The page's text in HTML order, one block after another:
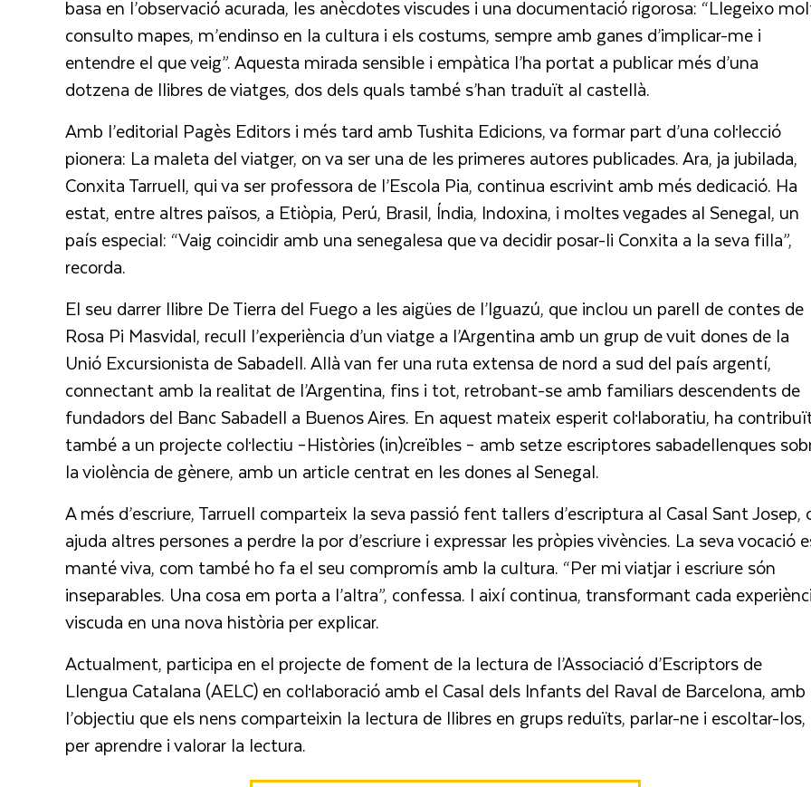
basa en l’observació acurada, les anècdotes viscudes i una documentació rigorosa: “Llegeixo
consulto mapes, m’endinso en la cultura i els costums, sempre amb ganes d’implicar-me i
entendre el que veig”. Aquesta mirada sensible i empàtica l’ha portat a publicar més d’una
dotzena de llibres de viatges, dos dels quals també s’han traduït al castellà.
Amb l’editorial Pagès Editors i més tard amb Tushita Edicions, va formar part d’una col·lecció
pionera: La maleta del viatger, on va ser una de les primeres autores publicades. Ara, ja jubilada,
Conxita Tarruell, qui va ser professora de l’Escola Pia, continua escrivint amb més dedicació. Ha
estat, entre altres països, a Etiòpia, Perú, Brasil, Índia, Indoxina, i moltes vegades al Senegal, un
país especial: “Vaig coincidir amb una senegalesa que va decidir posar-li Conxita a la seva filla”,
recorda.
El seu darrer llibre De Tierra del Fuego a les aigües de l’Iguazú, que inclou un parell de contes de
Rosa Pi Masvidal, recull l’experiència d’un viatge a l’Argentina amb un grup de vuit dones de la
Unió Excursionista de Sabadell. Allà van fer una ruta extensa de nord a sud del país argentí,
connectant amb la realitat de l’Argentina, fins i tot, retrobant-se amb familiars descendents de
fundadors del Banc Sabadell a Buenos Aires. En aquest mateix esperit col·laboratiu, ha
també a un projecte col·lectiu –Històries (in)creïbles – amb setze escriptores sabadellenques
la violència de gènere, amb un article centrat en les dones al Senegal.
A més d’escriure, Tarruell comparteix la seva passió fent tallers d’escriptura al Casal Sant Josep,
ajuda altres persones a perdre la por d’escriure i expressar les pròpies vivències. La seva vocació
manté viva, com també ho fa el seu compromís amb la cultura. “Per mi viatjar i escriure són
inseparables. Una cosa em porta a l’altra”, confessa. I així continua, transformant cada
viscuda en una nova història per explicar.
Actualment, participa en el projecte de foment de la lectura de l’Associació d’Escriptors de
Llengua Catalana (AELC) en col·laboració amb el Casal dels Infants del Raval de Barcelona, amb
l’objectiu que els nens comparteixin la lectura de llibres en grups reduïts, parlar-ne i escoltar-los,
per aprendre i valorar la lectura.